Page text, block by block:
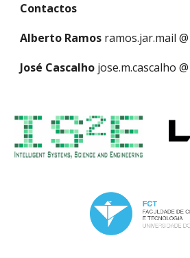
Contactos
Alberto Ramos ramos.jar.mail
José Cascalho jose.m.cascalho